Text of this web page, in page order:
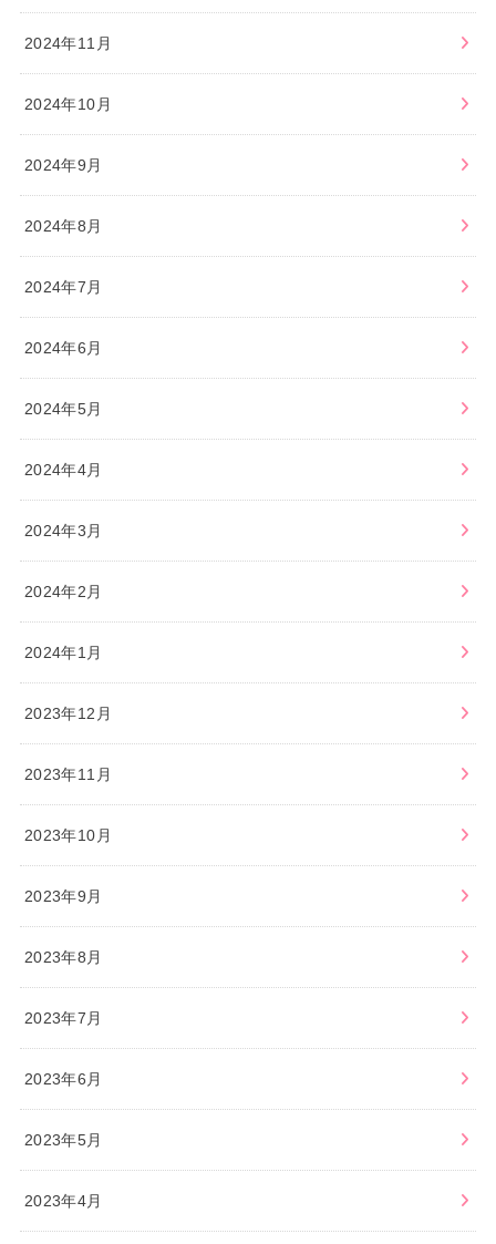
2024年11月
2024年10月
2024年9月
2024年8月
2024年7月
2024年6月
2024年5月
2024年4月
2024年3月
2024年2月
2024年1月
2023年12月
2023年11月
2023年10月
2023年9月
2023年8月
2023年7月
2023年6月
2023年5月
2023年4月